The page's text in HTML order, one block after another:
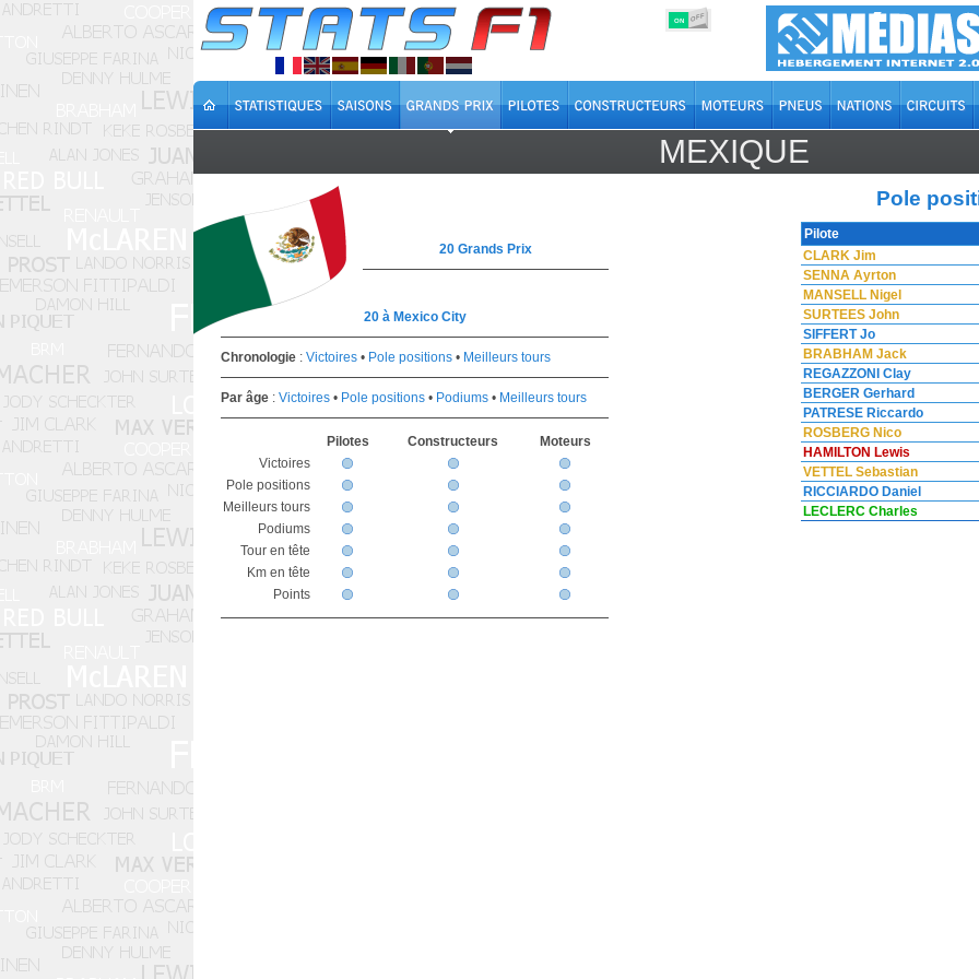
ON OFF
MEXIQUE
20 Grands Prix
20 à Mexico City
Chronologie : Victoires • Pole positions • Meilleurs tours
Par âge : Victoires • Pole positions • Podiums • Meilleurs tours
Pilotes Constructeurs
Moteurs
Victoires
Pole positions
Meilleurs tours
Podiums
Tour en tête
Km en tête
Points
Pole
Pilote
CLARK Jim
SENNA Ayrton
MANSELL Nigel
SURTEES John
SIFFERT Jo
BRABHAM Jack
REGAZZONI Clay
BERGER Gerhard
PATRESE Riccardo
ROSBERG Nico
HAMILTON Lewis
VETTEL Sebastian
RICCIARDO Daniel
LECLERC Charles